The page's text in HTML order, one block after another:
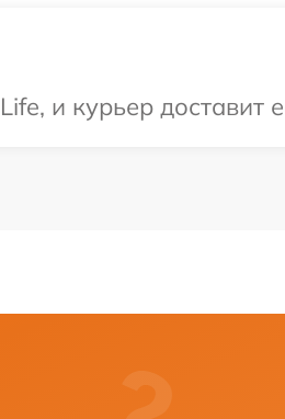
и курьер доставит